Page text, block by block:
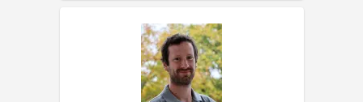
nourrisson - Posturologie - fasciathérapie -
kinésithérapie vestibulaire Lieu...